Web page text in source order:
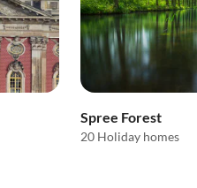
Spree Forest
20 Holiday homes